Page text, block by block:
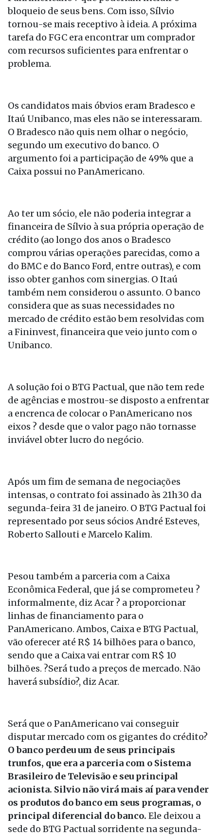
bloqueio de seus bens. Com isso, Sílvio
tornou-se mais receptivo à ideia. A próxima
tarefa do FGC era encontrar um comprador
com recursos suficientes para enfrentar o
problema.
Os candidatos mais óbvios eram Bradesco e
Itaú Unibanco, mas eles não se interessaram.
O Bradesco não quis nem olhar o negócio,
segundo um executivo do banco. O
argumento foi a participação de 49% que a
Caixa possui no PanAmericano.
Ao ter um sócio, ele não poderia integrar a
financeira de Sílvio à sua própria operação de
crédito (ao longo dos anos o Bradesco
comprou várias operações parecidas, como a
do BMC e do Banco Ford, entre outras), e com
isso obter ganhos com sinergias. O Itaú
também nem considerou o assunto. O banco
considera que as suas necessidades no
mercado de crédito estão bem resolvidas com
a Fininvest, financeira que veio junto com o
Unibanco.
A solução foi o BTG Pactual, que não tem rede
de agências e mostrou-se disposto a enfrentar
a encrenca de colocar o PanAmericano nos
eixos ? desde que o valor pago não tornasse
inviável obter lucro do negócio.
Após um fim de semana de negociações
intensas, o contrato foi assinado às 21h30 da
segunda-feira 31 de janeiro. O BTG Pactual foi
representado por seus sócios André Esteves,
Roberto Sallouti e Marcelo Kalim.
Pesou também a parceria com a Caixa
Econômica Federal, que já se comprometeu ?
informalmente, diz Acar ? a proporcionar
linhas de financiamento para o
PanAmericano. Ambos, Caixa e BTG Pactual,
vão oferecer até R$ 14 bilhões para o banco,
sendo que a Caixa vai entrar com R$ 10
bilhões. ?Será tudo a preços de mercado. Não
haverá subsídio?, diz Acar.
Será que o PanAmericano vai conseguir
disputar mercado com os gigantes do crédito?
O banco perdeu um de seus principais
trunfos, que era a parceria com o Sistema
Brasileiro de Televisão e seu principal
acionista. Silvio não virá mais aí para vender
os produtos do banco em seus programas, o
principal diferencial do banco. Ele deixou a
sede do BTG Pactual sorridente na segunda-